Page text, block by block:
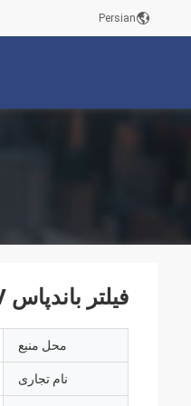
Persian
فیلتر باندپاس UV با انتقال بالا 365nm بدون حرکت ابزار نوری S تشخیص می دهد
محل منبع
نام تجاری